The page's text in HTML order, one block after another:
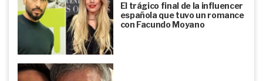
El trágico final de la influencer
española que tuvo un romance
con Facundo Moyano